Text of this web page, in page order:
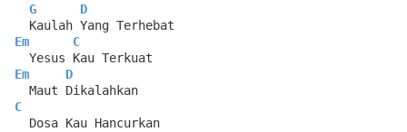
G
D
  Kaulah Yang Terhebat
Em
C
  Yesus Kau Terkuat
Em
D
  Maut Dikalahkan
C
  Dosa Kau Hancurkan